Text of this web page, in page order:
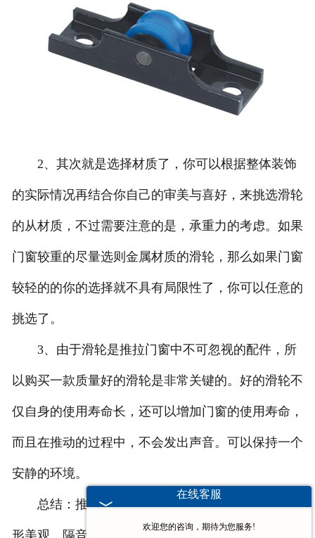
2、其次就是选择材质了，你可以根据整体装饰
的实际情况再结合你自己的审美与喜好，来挑选滑轮
的从材质，不过需要注意的是，承重力的考虑。如果
门窗较重的尽量选则金属材质的滑轮，那么如果门窗
较轻的的你的选择就不具有局限性了，你可以任意的
挑选了。
3、由于滑轮是推拉门窗中不可忽视的配件，所
以购买一款质量好的滑轮是非常关键的。好的滑轮不
仅自身的使用寿命长，还可以增加门窗的使用寿命，
而且在推动的过程中，不会发出声音。可以保持一个
安静的环境。
总结：推拉门窗因为它本身的简单易于操作，外
在线客服
欢迎您的咨询，期待为您服务!